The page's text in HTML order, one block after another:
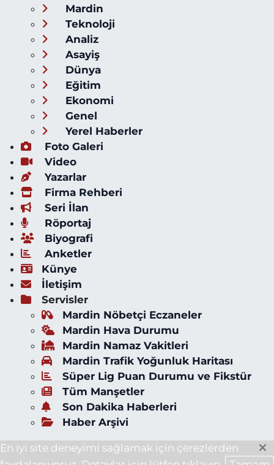
Mardin
Teknoloji
Analiz
Asayiş
Dünya
Eğitim
Ekonomi
Genel
Yerel Haberler
Foto Galeri
Video
Yazarlar
Firma Rehberi
Seri İlan
Röportaj
Biyografi
Anketler
Künye
İletişim
Servisler
Mardin Nöbetçi Eczaneler
Mardin Hava Durumu
Mardin Namaz Vakitleri
Mardin Trafik Yoğunluk Haritası
Süper Lig Puan Durumu ve Fikstür
Tüm Manşetler
Son Dakika Haberleri
Haber Arşivi
En iyi site deneyimi sağlamak için çerezlerden